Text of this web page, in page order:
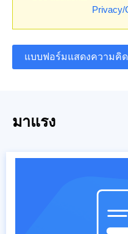
Privacy/
แบบฟอร์มแสดงความคิด
มาแรง